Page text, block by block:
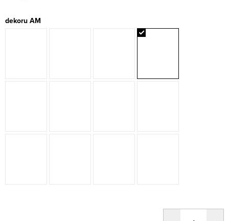
dekoru AM